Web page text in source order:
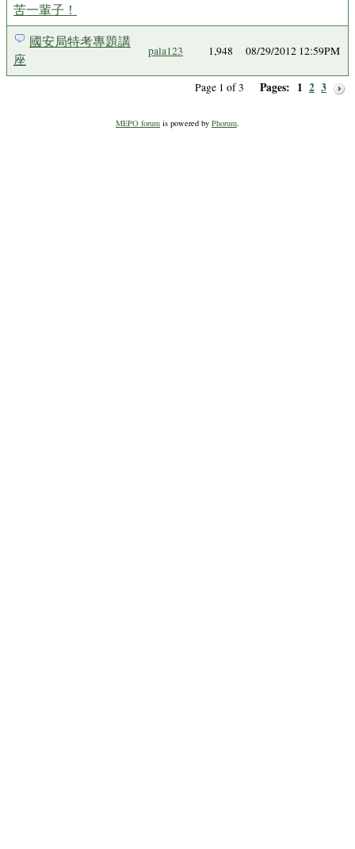
苦一輩子！
國安局特考專題講
座
pala123 1,948 08/29/2012 12:59PM
Page 1 of 3 Pages: 1 2 3
MEPO forum is powered by Phorum.